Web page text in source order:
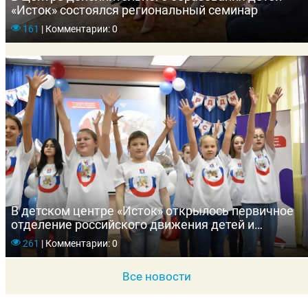
«Исток» состоялся региональный семинар
161 |Комментарии: 0
В детском центре «Исток» открылось первичное
отделение российского движения детей и
молодежи «Движение Первых»
261 |Комментарии: 0
Все новости